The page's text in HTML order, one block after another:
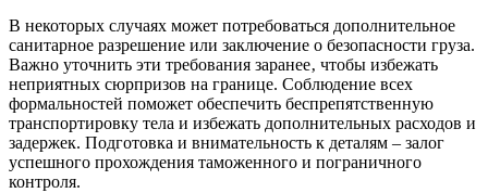
В некоторых случаях может потребоваться дополнительное
санитарное разрешение или заключение о безопасности груза.
Важно уточнить эти требования заранее‚ чтобы избежать
неприятных сюрпризов на границе. Соблюдение всех
формальностей поможет обеспечить беспрепятственную
транспортировку тела и избежать дополнительных расходов и
задержек. Подготовка и внимательность к деталям – залог
успешного прохождения таможенного и пограничного
контроля.